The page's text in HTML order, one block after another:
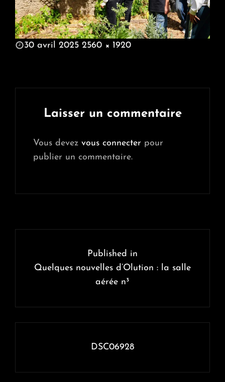
POSTED
30 avril 2025 2560 × 1920
Laisser un commentaire
Vous devez vous connecter pour
publier un commentaire.
l’article
Published in
Quelques nouvelles d’Olution : la salle
aérée n³
DSC06928